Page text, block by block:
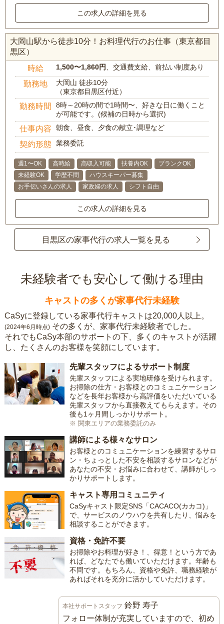
この求人の詳細を見る
大岡山駅から徒歩10分！お料理代行のお仕事（東京都目
黒区）
時給 1,500〜1,860円 、交通費支給、前払い制度あり
勤務地
大岡山 徒歩10分
（東京都目黒区付近）
勤務時間
8時～20時の間で1時間〜、好きな日に働くこと
が可能です。(候補の日時から選択)
仕事内容 朝食、昼食、夕食の献立･調理など
契約形態 業務委託
週1〜OK 高時給 高収入可能 扶養内OK
ブランクOK
未経験OK
学歴不問
ハウスキーパー募集
お手伝いさんの求人
家政婦の求人 シフト自由
この求人の詳細を見る
目黒区の家事代行の求人一覧を見る
未経験者でも安心して働ける理由
キャストの多くが家事代行未経験
CaSyに登録している家事代行キャストは20,000人以上。
(2024年6月時点) その多くが、家事代行未経験者でした。
それでもCaSy本部のサポートの下、多くのキャストが活躍
し、たくさんのお客様を笑顔にしています。
先輩スタッフによるサポート制度
先輩スタッフによる実地研修を受けられます。
お掃除の仕方・お客様とのコミュニケーション
などを長年お客様から高評価をいただいている
先輩スタッフから直接教えてもらえます。その
後も1ヶ月間しっかりサポート。
※ 関東エリアの業務委託のみ
講師による様々なサロン
お客様とのコミュニケーションを練習するサロ
ン・ちょっとした不安を相談するサロンなどが
あなたの不安・お悩みに合わせて、講師がしっ
かりサポートします。
キャスト専用コミュニティ
CaSyキャスト限定SNS「CACACO(カカコ)」
で、サービスのノウハウを共有したり、悩みを
相談することができます。
資格・免許不要
お掃除やお料理が好き！、得意！という方であ
れば、どなたでも働いていただけます。年齢も
不問です。もちろん、資格や免許、職務経験が
あればそれを充分に活かしていただけます。
本社サポートスタッフ 鈴野 寿子
フォロー体制が充実していますので、初め